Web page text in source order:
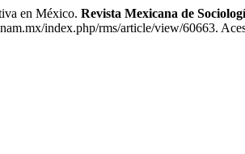
en México. Revista Mexicana de
index.php/rms/article/view/60663.